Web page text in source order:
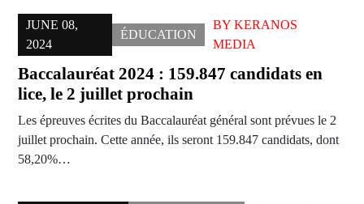
JUNE 08,
2024
ÉDUCATION
BY KERANOS
MEDIA
Baccalauréat 2024 : 159.847 candidats en
lice, le 2 juillet prochain
Les épreuves écrites du Baccalauréat général sont prévues le 2
juillet prochain. Cette année, ils seront 159.847 candidats, dont
58,20%…